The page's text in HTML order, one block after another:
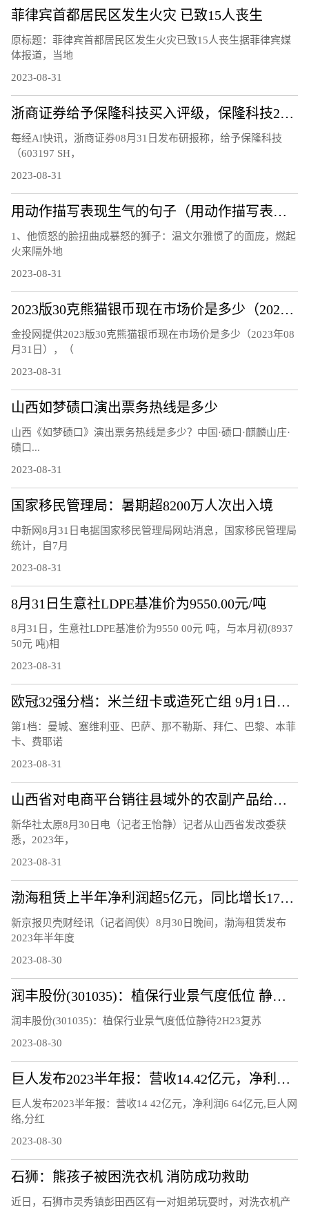
菲律宾首都居民区发生火灾 已致15人丧生
原标题：菲律宾首都居民区发生火灾已致15人丧生据菲律宾媒
体报道，当地
2023-08-31
浙商证券给予保隆科技买入评级，保隆科技2023年中报业绩点评，近期获5份券商研报关注，目标均价涨幅29.38%
每经AI快讯，浙商证券08月31日发布研报称，给予保隆科技
（603197 SH，
2023-08-31
用动作描写表现生气的句子（用动作描写表现生气）
1、他愤怒的脸扭曲成暴怒的狮子：温文尔雅惯了的面庞，燃起
火来隔外地
2023-08-31
2023版30克熊猫银币现在市场价是多少（2023年08月31日）
金投网提供2023版30克熊猫银币现在市场价是多少（2023年08
月31日），（
2023-08-31
山西如梦碛口演出票务热线是多少
山西《如梦碛口》演出票务热线是多少？中国·碛口·麒麟山庄·
碛口...
2023-08-31
国家移民管理局：暑期超8200万人次出入境
中新网8月31日电据国家移民管理局网站消息，国家移民管理局
统计，自7月
2023-08-31
8月31日生意社LDPE基准价为9550.00元/吨
8月31日，生意社LDPE基准价为9550 00元 吨，与本月初(8937
50元 吨)相
2023-08-31
欧冠32强分档：米兰纽卡或造死亡组 9月1日抽签见分晓
第1档：曼城、塞维利亚、巴萨、那不勒斯、拜仁、巴黎、本菲
卡、费耶诺
2023-08-31
山西省对电商平台销往县域外的农副产品给予补贴
新华社太原8月30日电（记者王怡静）记者从山西省发改委获
悉，2023年，
2023-08-31
渤海租赁上半年净利润超5亿元，同比增长170.45%
新京报贝壳财经讯（记者阎侠）8月30日晚间，渤海租赁发布
2023年半年度
2023-08-30
润丰股份(301035)：植保行业景气度低位 静待2H23复苏
润丰股份(301035)：植保行业景气度低位静待2H23复苏
2023-08-30
巨人发布2023半年报：营收14.42亿元，净利润6.64亿元
巨人发布2023半年报：营收14 42亿元，净利润6 64亿元,巨人网
络,分红
2023-08-30
石狮：熊孩子被困洗衣机 消防成功救助
近日，石狮市灵秀镇彭田西区有一对姐弟玩耍时，对洗衣机产